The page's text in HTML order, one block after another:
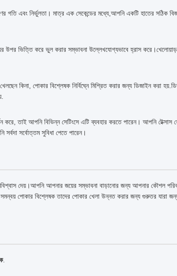
গতি এবং নির্ভুলতা। মাত্র এক সেকেন্ডের মধ্যে,আপনি একটি হাতের সঠিক
উপর ভিত্তি করে ভুল করার সম্ভাবনা উল্লেখযোগ্যভাবে হ্রাস
কিনা, পোকার বিশ্লেষক নির্বিঘ্নে মিশ্রিত করার জন্য ডিজাইন করা
তাই আপনি বিভিন্ন সেটিংসে এটি ব্যবহার করতে পারেন। আপনি টেক্সাস
সর্বোত্তম সুবিধা পেতে পারেন।
দেয়।আপনি আপনার জয়ের সম্ভাবনা বাড়ানোর জন্য আপনার কৌশল
সমন্বয় পোকার বিশ্লেষক তাদের পোকার খেলা উন্নত করার জন্য গুরুতর যারা
.